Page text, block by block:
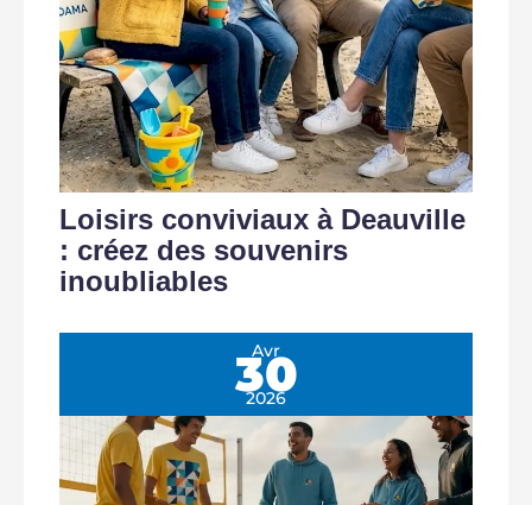
Loisirs conviviaux à Deauville
: créez des souvenirs
inoubliables
Avr
30
2026